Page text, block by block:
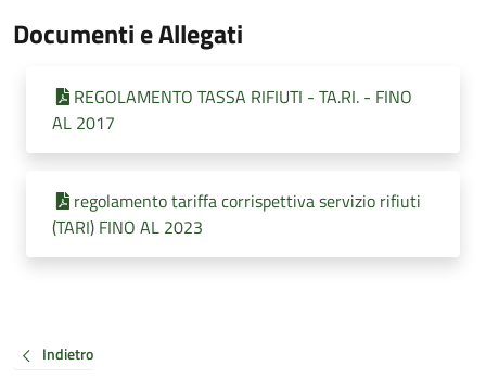
Documenti e Allegati
REGOLAMENTO TASSA RIFIUTI - TA.RI. - FINO
AL 2017
regolamento tariffa corrispettiva servizio rifiuti
(TARI) FINO AL 2023
Indietro